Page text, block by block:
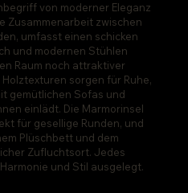
von moderner Eleganz
Zusammenarbeit zwischen
umfasst einen schicken
und modernen Stühlen
Raum noch attraktiver
sorgen für Ruhe,
gemütlichen Sofas und
einlädt. Die Marmorinsel
für gesellige Runden, und
Plüschbett und dem
Zufluchtsort. Jedes
und Stil ausgelegt.